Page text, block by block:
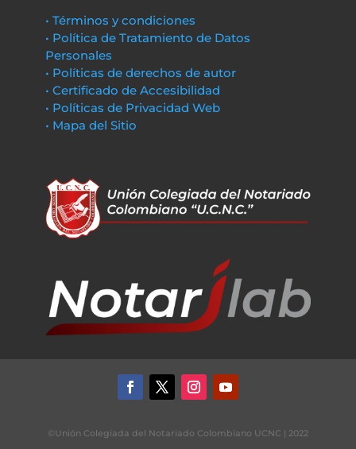
• Términos y condiciones
• Política de Tratamiento de Datos
Personales
• Políticas de derechos de autor
• Certificado de Accesibilidad
• Políticas de Privacidad Web
• Mapa del Sitio
©Unión Colegiada del Notariado Colombiano UCNC | 2022